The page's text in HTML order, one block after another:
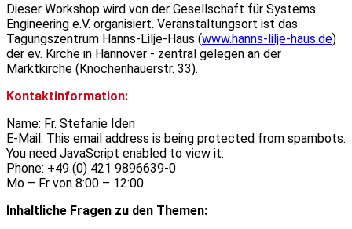
Dieser Workshop wird von der Gesellschaft für Systems
Engineering e.V. organisiert. Veranstaltungsort ist das
Tagungszentrum Hanns-Lilje-Haus (www.hanns-lilje-haus.de)
der ev. Kirche in Hannover - zentral gelegen an der
Marktkirche (Knochenhauerstr. 33).
Kontaktinformation:
Name: Fr. Stefanie Iden
E-Mail: This email address is being protected from spambots.
You need JavaScript enabled to view it.
Phone: +49 (0) 421 9896639-0
Mo – Fr von 8:00 – 12:00
Inhaltliche Fragen zu den Themen: